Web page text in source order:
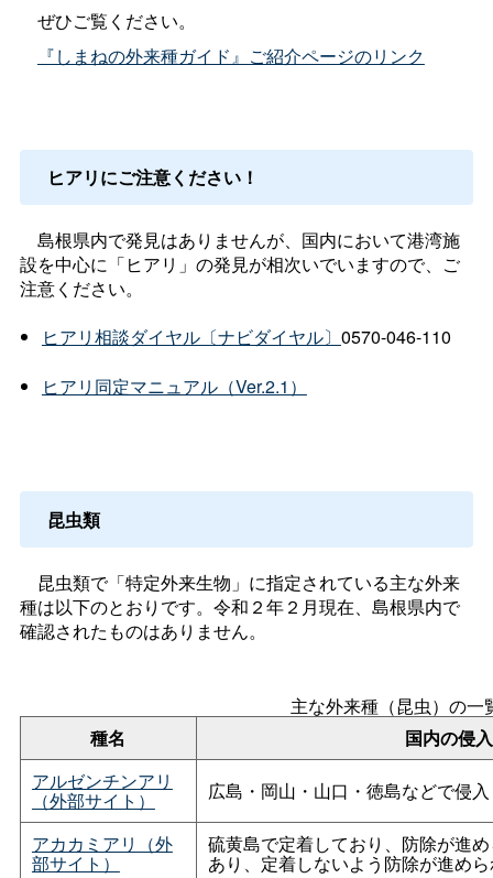
ぜひご覧ください。
『しまねの外来種ガイド』ご紹介ページのリンク
ヒアリにご注意ください！
島根県内で発見はありませんが、国内において港湾施
設を中心に「ヒアリ」の発見が相次いでいますので、ご
注意ください。
ヒアリ相談ダイヤル〔ナビダイヤル〕 0570-046-110
ヒアリ同定マニュアル（Ver.2.1）
昆虫類
昆虫類で「特定外来生物」に指定されている主な外来
種は以下のとおりです。令和２年２月現在、島根県内で
確認されたものはありません。
主な外来種（昆虫）の一
種名
国内の侵
アルゼンチンアリ
（外部サイト） 広島・岡山・山口・徳島などで侵
アカカミアリ（外
部サイト）
硫黄島で定着しており、防除が進
あり、定着しないよう防除が進め